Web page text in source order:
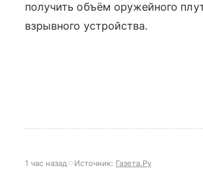
получить объём оружейного
взрывного устройства.
1 час назад Источник: Газета.Ру